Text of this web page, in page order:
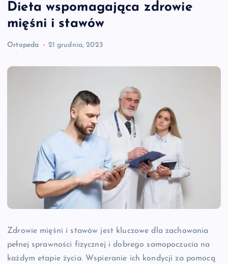
Dieta wspomagająca zdrowie
mięśni i stawów
Ortopeda 21 grudnia, 2023
Zdrowie mięśni i stawów jest kluczowe dla zachowania
pełnej sprawności fizycznej i dobrego samopoczucia na
każdym etapie życia. Wspieranie ich kondycji za pomocą